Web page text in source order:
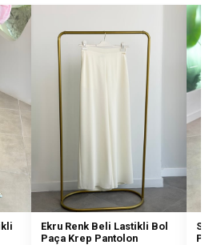
Ekru Renk Beli Lastikli Bol
Paça Krep Pantolon